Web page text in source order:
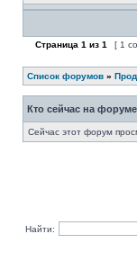
Страница 1 из 1 [ 1
Список форумов »
Кто сейчас на форуме
Сейчас этот форум
Найти: